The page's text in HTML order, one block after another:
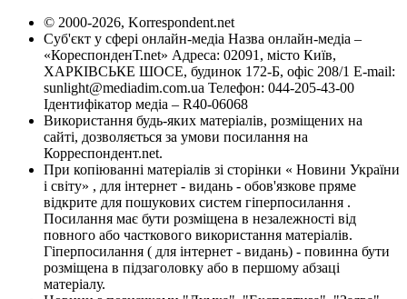
© 2000-2026, Korrespondent.net
Суб'єкт у сфері онлайн-медіа Назва онлайн-медіа –
«КореспонденТ.net» Адреса: 02091, місто Київ,
ХАРКІВСЬКЕ ШОСЕ, будинок 172-Б, офіс 208/1 E-mail:
sunlight@mediadim.com.ua Телефон: 044-205-43-00
Ідентифікатор медіа – R40-06068
Використання будь-яких матеріалів, розміщених на
сайті, дозволяється за умови посилання на
Корреспондент.net.
При копіюванні матеріалів зі сторінки « Новини України
і світу» , для інтернет - видань - обов'язкове пряме
відкрите для пошукових систем гіперпосилання .
Посилання має бути розміщена в незалежності від
повного або часткового використання матеріалів.
Гіперпосилання ( для інтернет - видань) - повинна бути
розміщена в підзаголовку або в першому абзаці
матеріалу.